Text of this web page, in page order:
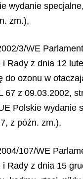
wydanie
zm.),
3/WE
i Rady z dnia 12
do ozonu w
67 z 09.03.2002,
Polskie wydanie
z późn. zm.),
107/WE
i Rady z dnia 15